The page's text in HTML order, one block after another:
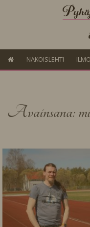
NÄKÖISLEHTI
Avainsana: